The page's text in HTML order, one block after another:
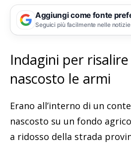
Aggiungi come fonte
Seguici più facilmente nelle
Indagini per
nascosto le armi
Erano all’interno di un
nascosto su un fondo
a ridosso della strada